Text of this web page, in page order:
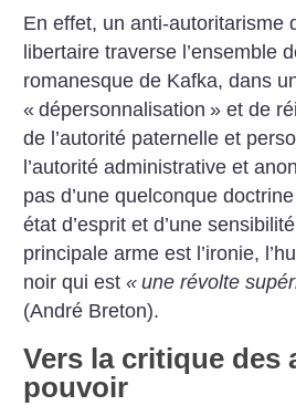
En effet, un anti-autoritarisme
libertaire traverse l’ensemble
romanesque de Kafka, dans
« dépersonnalisation » et de
de l’autorité paternelle et
l’autorité administrative et
pas d’une quelconque
état d’esprit et d’une
principale arme est l’ironie,
noir qui est« une révolte
(André Breton).
Vers la critique des
pouvoir